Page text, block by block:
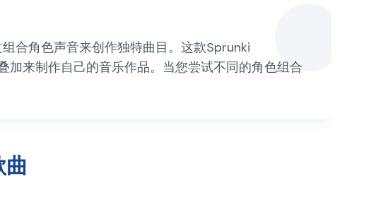
合角色声音来创作独特曲目。这款Sprunki
来制作自己的音乐作品。当您尝试不同的角色组合